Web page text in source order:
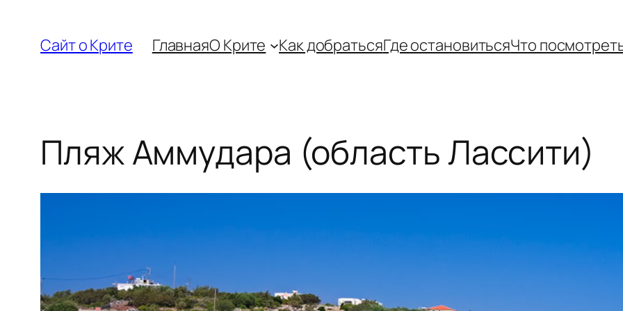
содержимому
Сайт о Крите ГлавнаяО Крите Как добратьсяГде остановитьсяЧто
Пляж Аммудара (область Лассити)